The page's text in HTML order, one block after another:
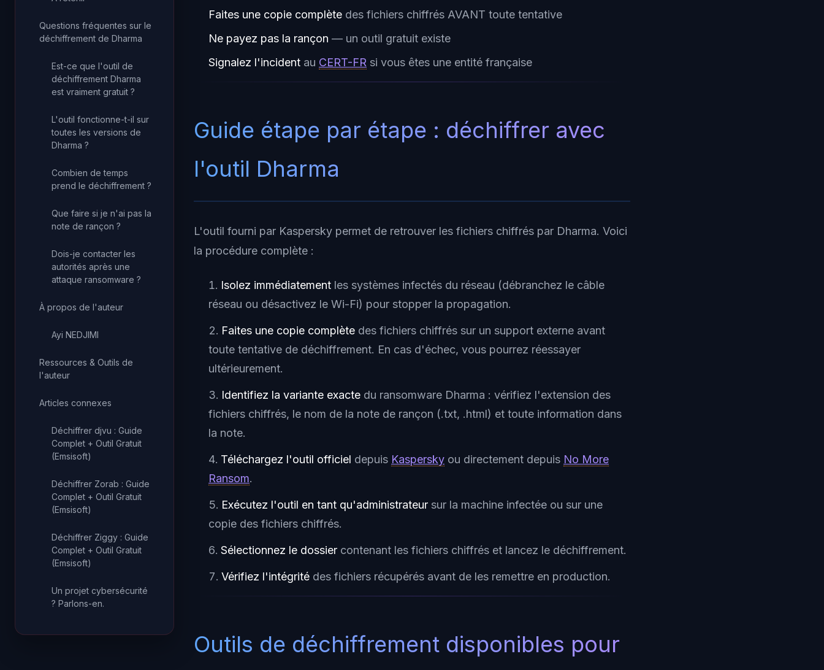
Questions fréquentes sur le
déchiffrement de Dharma
Est-ce que l'outil de
déchiffrement Dharma
est vraiment gratuit ?
L'outil fonctionne-t-il sur
toutes les versions de
Dharma ?
Combien de temps
prend le déchiffrement ?
Que faire si je n'ai pas la
note de rançon ?
Dois-je contacter les
autorités après une
attaque ransomware ?
À propos de l'auteur
Ayi NEDJIMI
Ressources & Outils de
l'auteur
Articles connexes
Déchiffrer djvu : Guide
Complet + Outil Gratuit
(Emsisoft)
Déchiffrer Zorab : Guide
Complet + Outil Gratuit
(Emsisoft)
Déchiffrer Ziggy : Guide
Complet + Outil Gratuit
(Emsisoft)
Un projet cybersécurité
? Parlons-en.
Faites une copie complète des fichiers chiffrés AVANT toute tentative
Ne payez pas la rançon — un outil gratuit existe
Signalez l'incident au CERT-FR si vous êtes une entité française
Guide étape par étape : déchiffrer avec
l'outil Dharma
L'outil fourni par Kaspersky permet de retrouver les fichiers chiffrés par Dharma. Voici
la procédure complète :
Isolez immédiatement les systèmes infectés du réseau (débranchez le câble
réseau ou désactivez le Wi-Fi) pour stopper la propagation.
Faites une copie complète des fichiers chiffrés sur un support externe avant
toute tentative de déchiffrement. En cas d'échec, vous pourrez réessayer
ultérieurement.
Identifiez la variante exacte du ransomware Dharma : vérifiez l'extension des
fichiers chiffrés, le nom de la note de rançon (.txt, .html) et toute information dans
la note.
Téléchargez l'outil officiel depuis Kaspersky ou directement depuis No More
Ransom.
Exécutez l'outil en tant qu'administrateur sur la machine infectée ou sur une
copie des fichiers chiffrés.
Sélectionnez le dossier contenant les fichiers chiffrés et lancez le déchiffrement.
Vérifiez l'intégrité des fichiers récupérés avant de les remettre en production.
Outils de déchiffrement disponibles pour